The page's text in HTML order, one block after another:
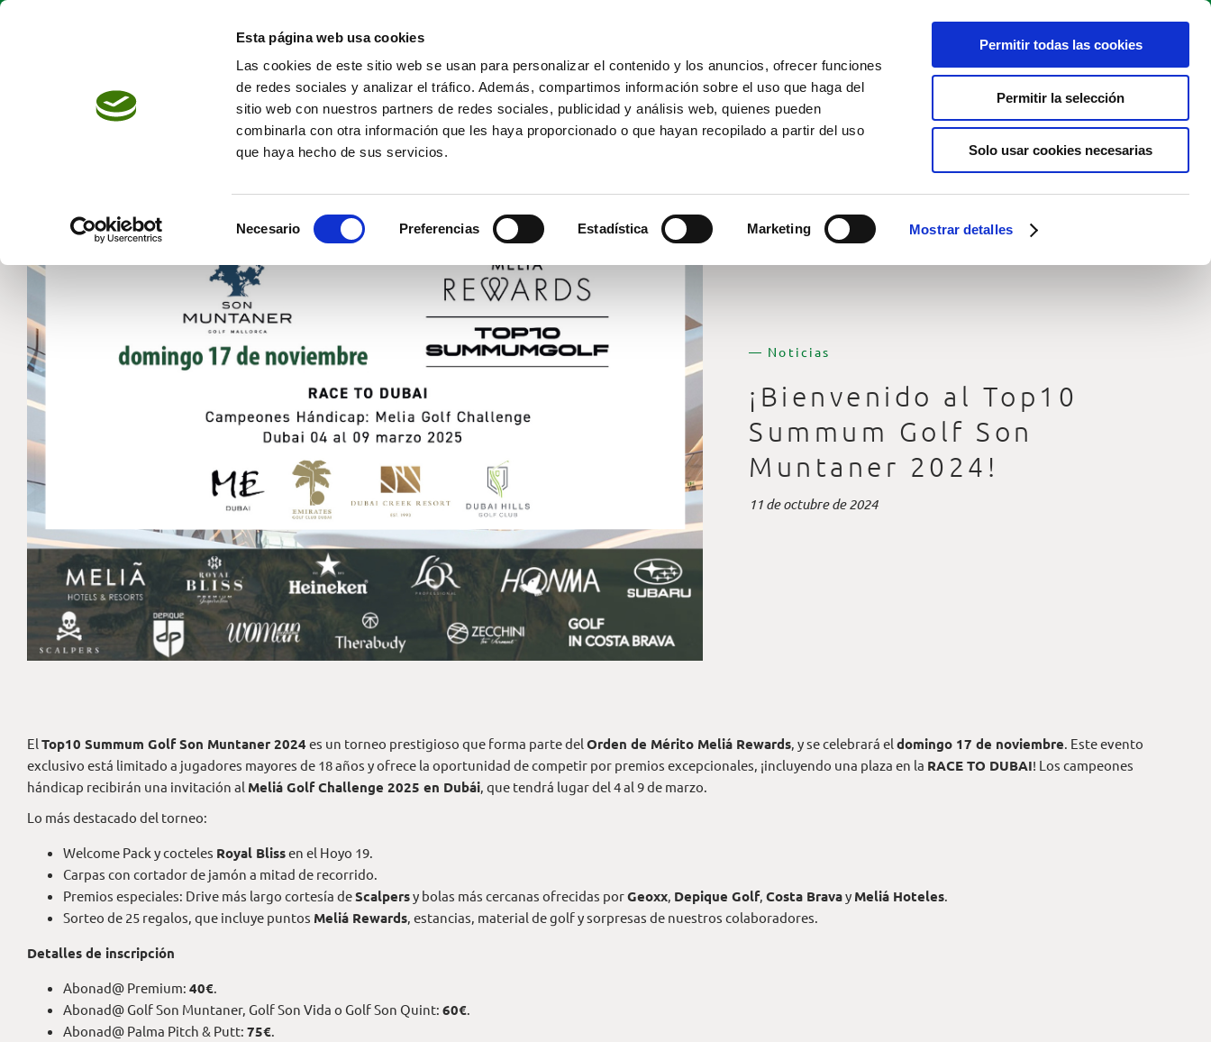
Esta página web usa cookies
Las cookies de este sitio web se usan para personalizar el contenido y los anuncios, ofrecer funciones
de redes sociales y analizar el tráfico. Además, compartimos información sobre el uso que haga del
sitio web con nuestros partners de redes sociales, publicidad y análisis web, quienes pueden
combinarla con otra información que les haya proporcionado o que hayan recopilado a partir del uso
que haya hecho de sus servicios.
Necesario Preferencias Estadística Marketing Mostrar detalles
Permitir todas las cookies
Permitir la selección
Solo usar cookies necesarias
Saltar
RESERVAR
ES
— Noticias
¡Bienvenido al Top10
Summum Golf Son
Muntaner 2024!
11 de octubre de 2024
El Top10 Summum Golf Son Muntaner 2024 es un torneo prestigioso que forma parte del Orden de Mérito Meliá Rewards, y se celebrará el domingo 17 de noviembre. Este evento
exclusivo está limitado a jugadores mayores de 18 años y ofrece la oportunidad de competir por premios excepcionales, ¡incluyendo una plaza en la RACE TO DUBAI! Los campeones
hándicap recibirán una invitación al Meliá Golf Challenge 2025 en Dubái, que tendrá lugar del 4 al 9 de marzo.
Lo más destacado del torneo:
Welcome Pack y cocteles Royal Blissen el Hoyo 19.
Carpas con cortador de jamón a mitad de recorrido.
Premios especiales: Drive más largo cortesía deScalpersy bolas más cercanas ofrecidas porGeoxx, Depique Golf, Costa Bravay Meliá Hoteles.
Sorteo de 25 regalos, que incluye puntos Meliá Rewards, estancias, material de golf y sorpresas de nuestros colaboradores.
Detalles de inscripción
Abonad@ Premium: 40€.
Abonad@ Golf Son Muntaner, Golf Son Vida o Golf Son Quint: 60€.
Abonad@ Palma Pitch & Putt: 75€.